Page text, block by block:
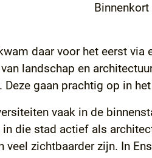
daar voor het eerst
landschap en
gaan prachtig op in
vaak in de
die stad actief als
zichtbaarder zijn. In